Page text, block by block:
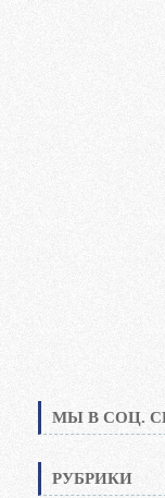
МЫ В СОЦ.
РУБРИКИ